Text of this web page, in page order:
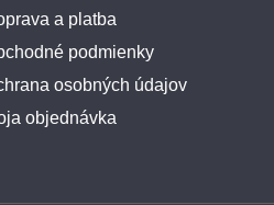
a platba
podmienky
osobných údajov
objednávka